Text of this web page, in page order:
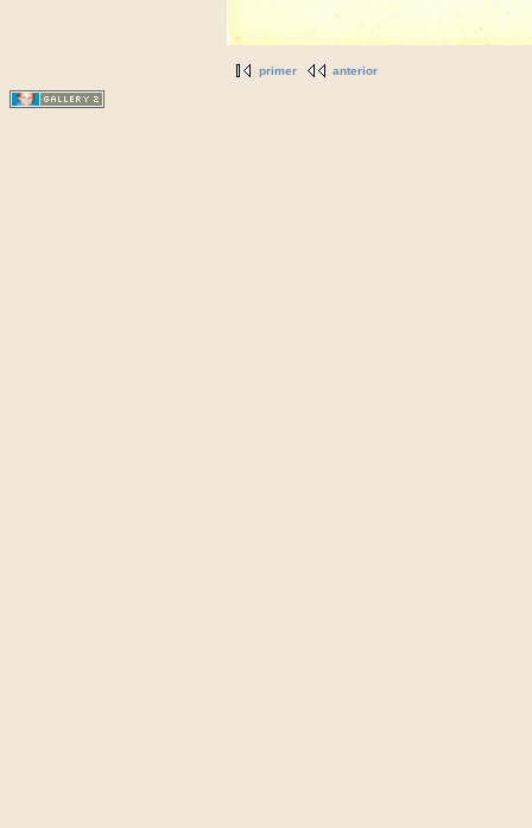
primer anterior